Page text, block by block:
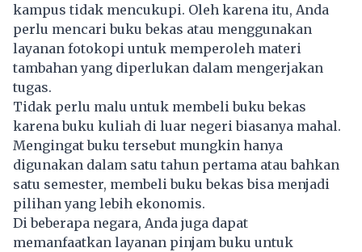
kampus tidak mencukupi. Oleh karena itu, Anda
perlu mencari buku bekas atau menggunakan
layanan fotokopi untuk memperoleh materi
tambahan yang diperlukan dalam mengerjakan
tugas.
Tidak perlu malu untuk membeli buku bekas
karena buku kuliah di luar negeri biasanya mahal.
Mengingat buku tersebut mungkin hanya
digunakan dalam satu tahun pertama atau bahkan
satu semester, membeli buku bekas bisa menjadi
pilihan yang lebih ekonomis.
Di beberapa negara, Anda juga dapat
memanfaatkan layanan pinjam buku untuk